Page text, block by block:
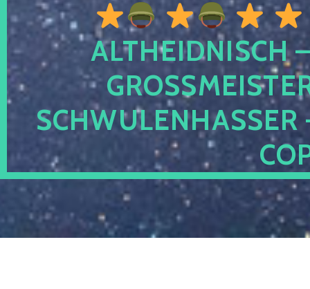
ALTHEIDNISCH
CHWULENHASSER